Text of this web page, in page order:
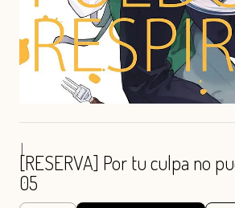
|
[RESERVA] Por tu culpa no
05